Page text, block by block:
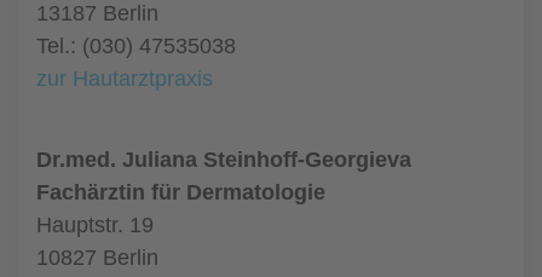
13187 Berlin
Tel.: (030) 47535038
zur Hautarztpraxis
Dr.med. Juliana Steinhoff-Georgieva
Fachärztin für Dermatologie
Hauptstr. 19
10827 Berlin